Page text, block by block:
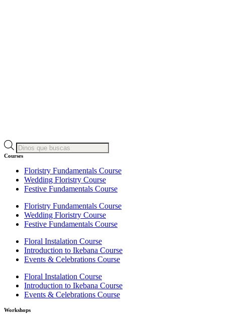
Products
search
Courses
Floristry Fundamentals Course
Wedding Floristry Course
Festive Fundamentals Course
Floristry Fundamentals Course
Wedding Floristry Course
Festive Fundamentals Course
Floral Instalation Course
Introduction to Ikebana Course
Events & Celebrations Course
Floral Instalation Course
Introduction to Ikebana Course
Events & Celebrations Course
Workshops